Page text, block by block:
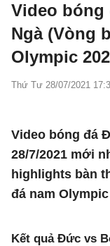
Video bóng
Ngà (Vòng
Olympic
Thứ Tư 28/07/2021
Video bóng đá
28/7/2021 mới
highlights bàn
đá nam Olympic
Kết quả Đức vs